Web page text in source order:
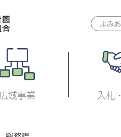
よみ
広域事業 入札